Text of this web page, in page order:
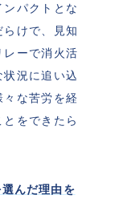
パクトとな
らけで、見知
レーで消火活
況に追い込
々な苦労を経
をできたら
んだ理由を